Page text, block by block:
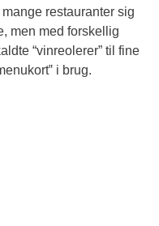
restauranter sig
men med forskellig
“vinreolerer” til fine
i brug.